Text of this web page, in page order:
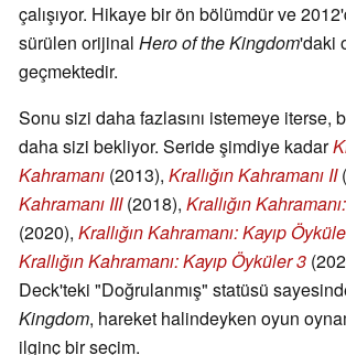
çalışıyor. Hikaye bir ön bölümdür ve
sürülen orijinal Hero of the Kingdom'daki
geçmektedir.
Sonu sizi daha fazlasını istemeye iterse,
daha sizi bekliyor. Seride şimdiye kadar
Kahramanı (2013), Krallığın Kahramanı II
Kahramanı III(2018), Krallığın
(2020), Krallığın Kahramanı: Kayıp
Krallığın Kahramanı: Kayıp Öyküler 3
Deck'teki "Doğrulanmış" statüsü
Kingdom, hareket halindeyken oyun
ilginç bir seçim.